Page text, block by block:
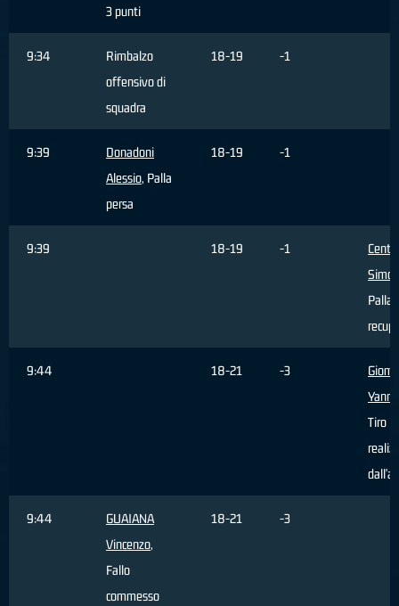
3 punti
9:34
Rimbalzo
offensivo di
squadra
18-19 -1
9:39
Donadoni
Alessio, Palla
persa
18-19 -1
9:39 18-19 -1
Palla
9:44 18-21 -3
Tiro
9:44
GUAIANA
Vincenzo,
Fallo
commesso
18-21 -3